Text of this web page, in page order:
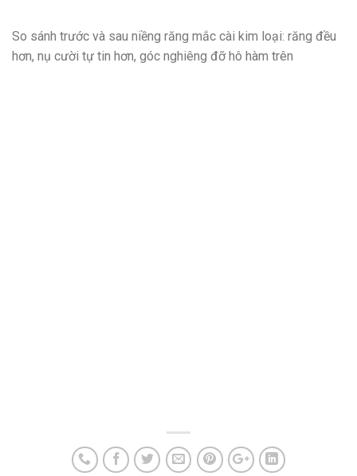
So sánh trước và sau niềng răng mắc cài kim loại: răng đều
hơn, nụ cười tự tin hơn, góc nghiêng đỡ hô hàm trên